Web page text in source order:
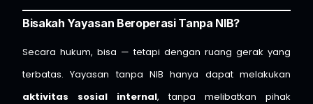
Bisakah Yayasan Beroperasi Tanpa NIB?
Secara hukum, bisa — tetapi dengan ruang gerak yang
terbatas. Yayasan tanpa NIB hanya dapat melakukan
aktivitas sosial internal, tanpa melibatkan pihak